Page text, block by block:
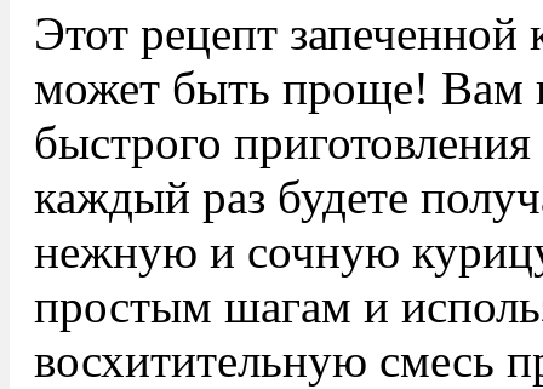
Этот рецепт
может быть проще! Вам
быстрого
каждый раз будете
нежную и сочную
простым шагам и
восхитительную смесь